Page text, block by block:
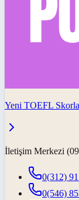
Yeni TOEFL
İletişim Merkezi
0(312)
0(546)